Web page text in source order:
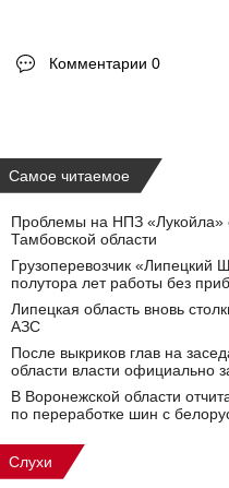
Комментарии 0
Самое читаемое
Проблемы на НПЗ «Лукойла»
Тамбовской области
Грузоперевозчик «Липецкий
полутора лет работы без
Липецкая область вновь
АЗС
После выкриков глав на
области власти официально
В Воронежской области
по переработке шин с
Слухи